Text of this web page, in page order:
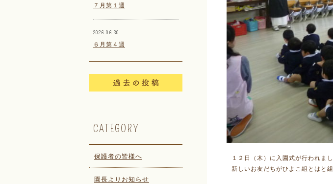
７月第１週
2026.06.30
６月第４週
CATEGORY
保護者の皆様へ
園長よりお知らせ
１２日（木）に入園式が行われまし
新しいお友だちがひよこ組とはと